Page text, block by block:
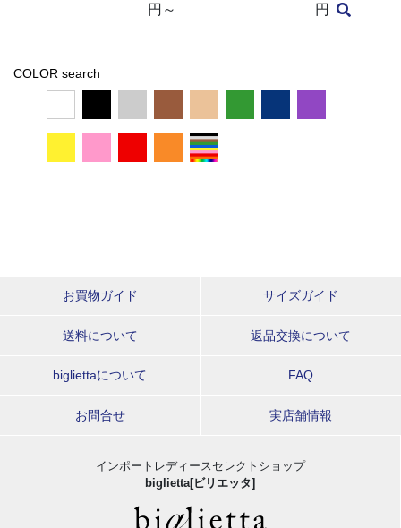
円～ 円
COLOR search
お買物ガイド サイズガイド
送料について 返品交換について
bigliettaについて FAQ
お問合せ 実店舗情報
インポートレディースセレクトショップ
biglietta[ビリエッタ]